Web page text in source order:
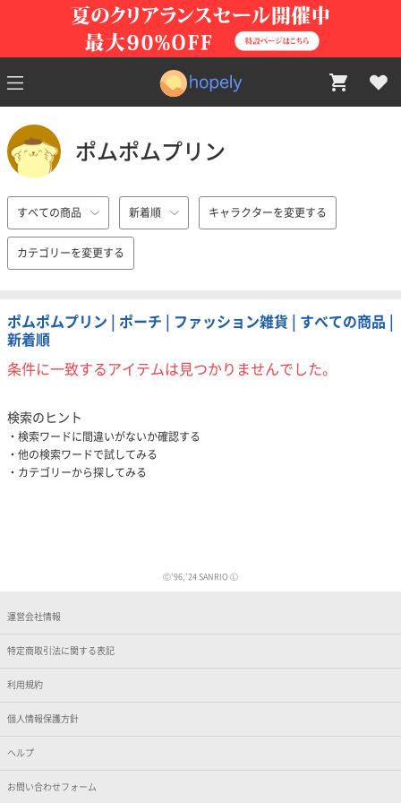
ポムポムプリン
すべての商品 新着順 キャラクターを変更する
カテゴリーを変更する
ポムポムプリン | ポーチ | ファッション雑貨 | すべての商品 |
新着順
条件に一致するアイテムは見つかりませんでした。
検索のヒント
検索ワードに間違いがないか確認する
他の検索ワードで試してみる
カテゴリーから探してみる
Ⓒ'96,'24 SANRIO Ⓛ
運営会社情報
特定商取引法に関する表記
利用規約
個人情報保護方針
ヘルプ
お問い合わせフォーム